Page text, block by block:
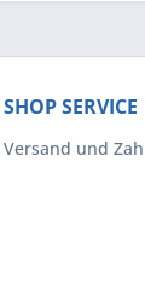
SHOP SERVICE
Versand und